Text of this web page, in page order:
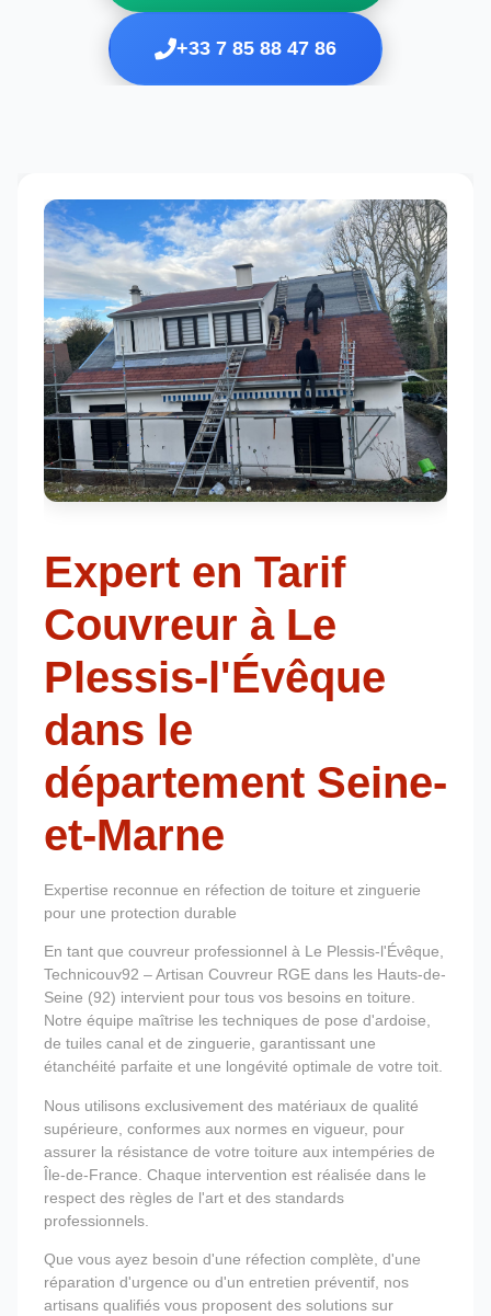
+33 7 85 88 47 86
Expert en Tarif
Couvreur à Le
Plessis-l'Évêque
dans le
département Seine-
et-Marne
Expertise reconnue en réfection de toiture et zinguerie
pour une protection durable
En tant que couvreur professionnel à Le Plessis-l'Évêque,
Technicouv92 – Artisan Couvreur RGE dans les Hauts-de-
Seine (92) intervient pour tous vos besoins en toiture.
Notre équipe maîtrise les techniques de pose d'ardoise,
de tuiles canal et de zinguerie, garantissant une
étanchéité parfaite et une longévité optimale de votre toit.
Nous utilisons exclusivement des matériaux de qualité
supérieure, conformes aux normes en vigueur, pour
assurer la résistance de votre toiture aux intempéries de
Île-de-France. Chaque intervention est réalisée dans le
respect des règles de l'art et des standards
professionnels.
Que vous ayez besoin d'une réfection complète, d'une
réparation d'urgence ou d'un entretien préventif, nos
artisans qualifiés vous proposent des solutions sur